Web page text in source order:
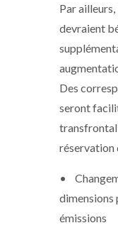
Par
devraient
Des
seront
réservation
•
dimensions
émissions